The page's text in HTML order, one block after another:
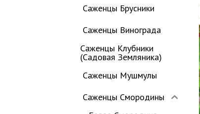
Саженцы Брусники
Саженцы Винограда
Саженцы Клубники
(Садовая Земляника)
Саженцы Мушмулы
Саженцы Смородины